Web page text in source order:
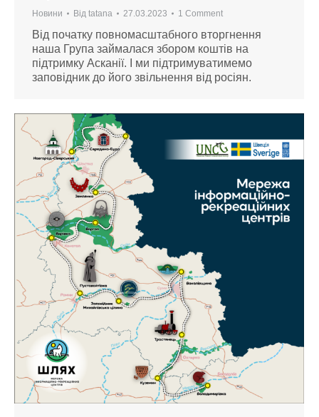
Новини Від tatana 27.03.2023 1 Comment
Від початку повномасштабного вторгнення
наша Група займалася збором коштів на
підтримку Асканії. І ми підтримуватимемо
заповідник до його звільнення від росіян.